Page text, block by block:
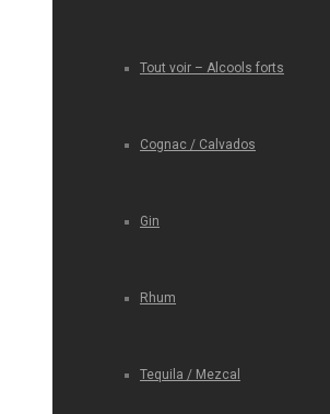
Tout voir – Alcools forts
Cognac / Calvados
Gin
Rhum
Tequila / Mezcal